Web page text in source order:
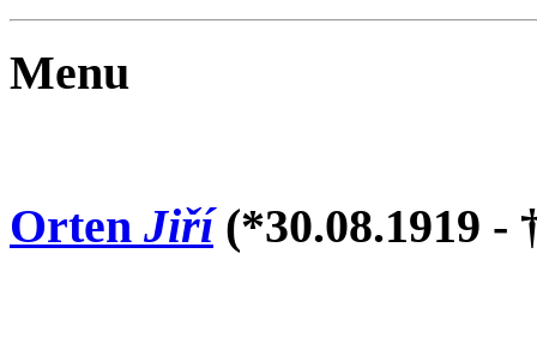
Menu
Orten Jiří (*30.08.1919 -